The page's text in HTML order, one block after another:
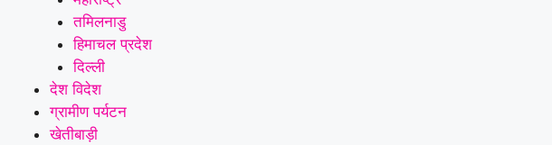
तमिलनाडु
हिमाचल प्रदेश
दिल्ली
देश विदेश
ग्रामीण पर्यटन
खेतीबाड़ी